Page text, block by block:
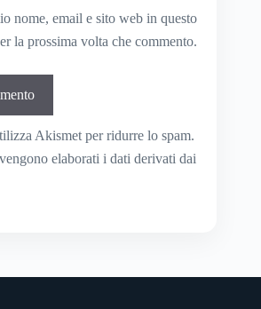
nome, email e sito web in questo
la prossima volta che commento.
Akismet per ridurre lo spam.
elaborati i dati derivati dai